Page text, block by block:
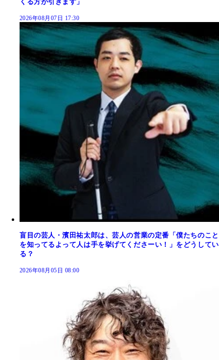
くる方が引きます」
2026年08月07日 17:30
盲目の芸人・濱田祐太郎は、芸人の営業の定番「僕たちのこと
を知ってるよって人は手を挙げてくださーい！」をどうしてい
る？
2026年08月05日 08:00